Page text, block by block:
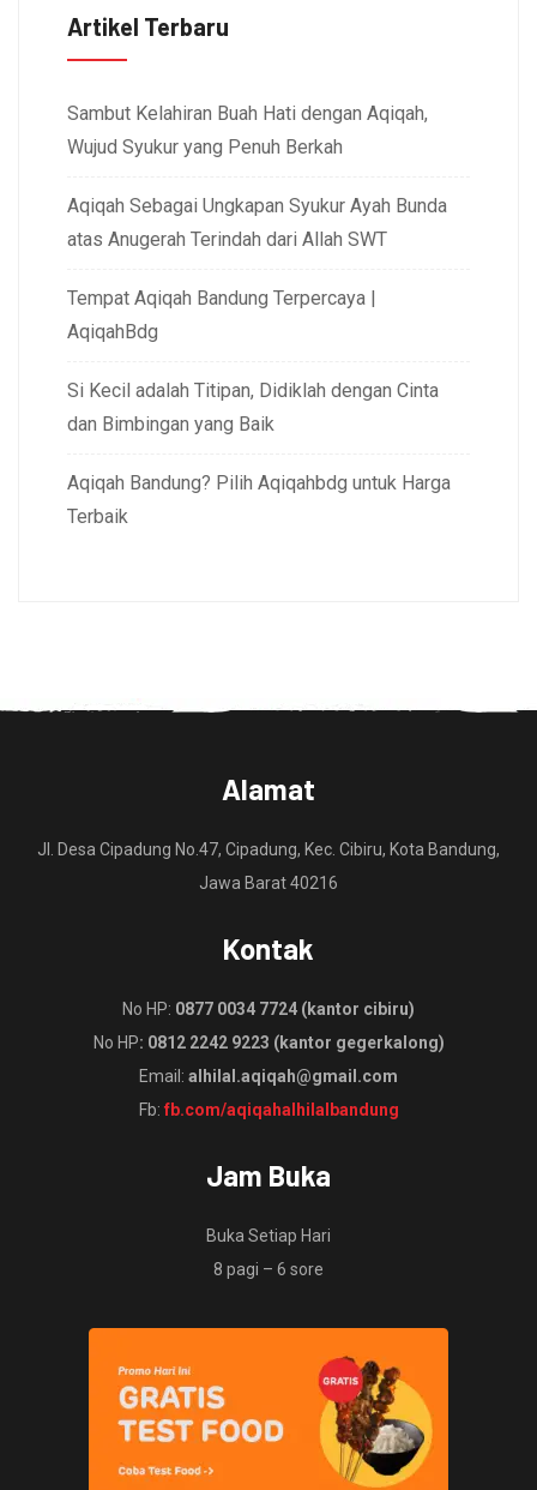
Artikel Terbaru
Sambut Kelahiran Buah Hati dengan Aqiqah,
Wujud Syukur yang Penuh Berkah
Aqiqah Sebagai Ungkapan Syukur Ayah Bunda
atas Anugerah Terindah dari Allah SWT
Tempat Aqiqah Bandung Terpercaya |
AqiqahBdg
Si Kecil adalah Titipan, Didiklah dengan Cinta
dan Bimbingan yang Baik
Aqiqah Bandung? Pilih Aqiqahbdg untuk Harga
Terbaik
Alamat
Jl. Desa Cipadung No.47, Cipadung, Kec. Cibiru, Kota Bandung,
Jawa Barat 40216
Kontak
No HP: 0877 0034 7724 (kantor cibiru)
No HP: 0812 2242 9223 (kantor gegerkalong)
Email: alhilal.aqiqah@gmail.com
Fb: fb.com/aqiqahalhilalbandung
Jam Buka
Buka Setiap Hari
8 pagi – 6 sore